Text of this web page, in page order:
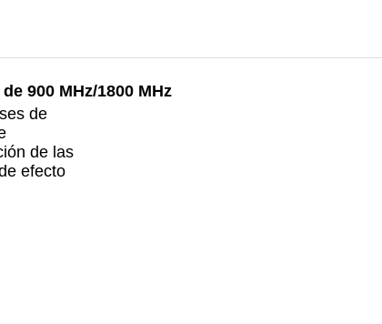
900 MHz/1800 MHz
de
de las
efecto